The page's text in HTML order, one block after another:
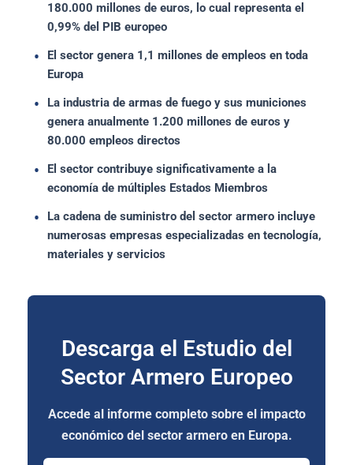
180.000 millones de euros, lo cual representa el
0,99% del PIB europeo
El sector genera 1,1 millones de empleos en toda
Europa
La industria de armas de fuego y sus municiones
genera anualmente 1.200 millones de euros y
80.000 empleos directos
El sector contribuye significativamente a la
economía de múltiples Estados Miembros
La cadena de suministro del sector armero incluye
numerosas empresas especializadas en tecnología,
materiales y servicios
Descarga el Estudio del
Sector Armero Europeo
Accede al informe completo sobre el impacto
económico del sector armero en Europa.